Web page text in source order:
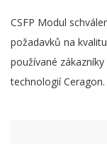
CSFP Modul
požadavků na
používané
technologií Ceragon.